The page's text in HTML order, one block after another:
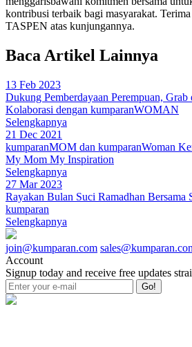
kontribusi terbaik bagi masyarakat.
TASPEN atas kunjungannya.
Baca Artikel Lainnya
13 Feb 2023
Dukung Pemberdayaan Perempuan,
Kolaborasi dengan kumparanWOMAN
Selengkapnya
21 Dec 2021
kumparanMOM dan kumparanWoman
My Mom My Inspiration
Selengkapnya
27 Mar 2023
Rayakan Bulan Suci Ramadhan Bersama
kumparan
Selengkapnya
join@kumparan.com
Account
Signup today and receive free updates
Go!